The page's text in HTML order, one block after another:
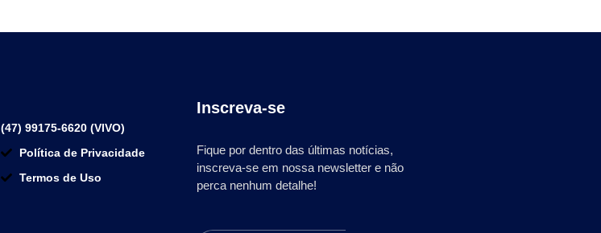
(47) 99175-6620 (VIVO)
Política de Privacidade
Termos de Uso
Inscreva-se
Fique por dentro das últimas notícias,
inscreva-se em nossa newsletter e não
perca nenhum detalhe!